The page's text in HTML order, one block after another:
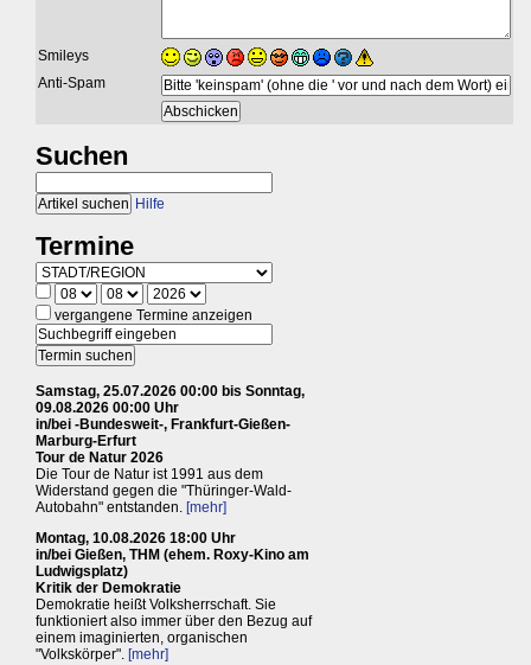
Smileys
Anti-Spam
Suchen
Hilfe
Termine
vergangene Termine anzeigen
Samstag, 25.07.2026 00:00 bis Sonntag,
09.08.2026 00:00 Uhr
in/bei -Bundesweit-, Frankfurt-Gießen-
Marburg-Erfurt
Tour de Natur 2026
Die Tour de Natur ist 1991 aus dem
Widerstand gegen die "Thüringer-Wald-
Autobahn" entstanden. [mehr]
Montag, 10.08.2026 18:00 Uhr
in/bei Gießen, THM (ehem. Roxy-Kino am
Ludwigsplatz)
Kritik der Demokratie
Demokratie heißt Volksherrschaft. Sie
funktioniert also immer über den Bezug auf
einem imaginierten, organischen
"Volkskörper". [mehr]